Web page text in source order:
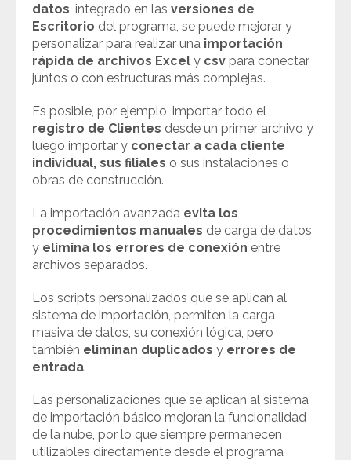
datos , integrado en las versiones de
Escritorio del programa, se puede mejorar y
personalizar para realizar una importación
rápida de archivos Excel y csv para conectar
juntos o con estructuras más complejas.
Es posible, por ejemplo, importar todo el
registro de Clientes desde un primer archivo y
luego importar y conectar a cada cliente
individual, sus filiales o sus instalaciones o
obras de construcción.
La importación avanzada evita los
procedimientos manuales de carga de datos
y elimina los errores de conexión entre
archivos separados.
Los scripts personalizados que se aplican al
sistema de importación, permiten la carga
masiva de datos, su conexión lógica, pero
también eliminan duplicados y errores de
entrada.
Las personalizaciones que se aplican al sistema
de importación básico mejoran la funcionalidad
de la nube, por lo que siempre permanecen
utilizables directamente desde el programa